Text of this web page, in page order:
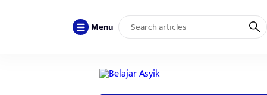
Menu